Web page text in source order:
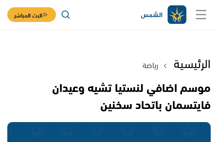
البث المباشر
الرئيسية رياضة
موسم اضافي لنستيا تشيه وعيدان
فايتسمان باتحاد سخنين